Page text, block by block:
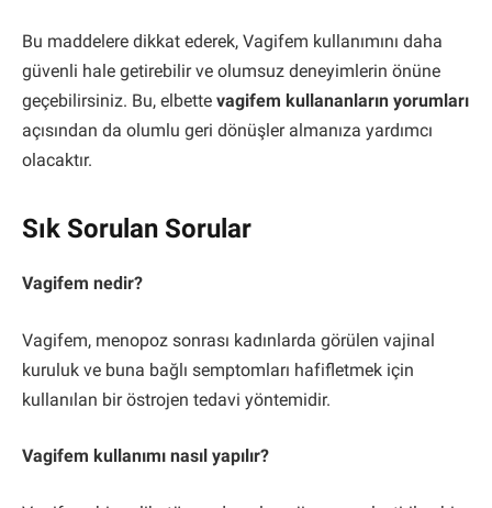
Bu maddelere dikkat ederek, Vagifem kullanımını daha
güvenli hale getirebilir ve olumsuz deneyimlerin önüne
geçebilirsiniz. Bu, elbette vagifem kullananların yorumları
açısından da olumlu geri dönüşler almanıza yardımcı
olacaktır.
Sık Sorulan Sorular
Vagifem nedir?
Vagifem, menopoz sonrası kadınlarda görülen vajinal
kuruluk ve buna bağlı semptomları hafifletmek için
kullanılan bir östrojen tedavi yöntemidir.
Vagifem kullanımı nasıl yapılır?